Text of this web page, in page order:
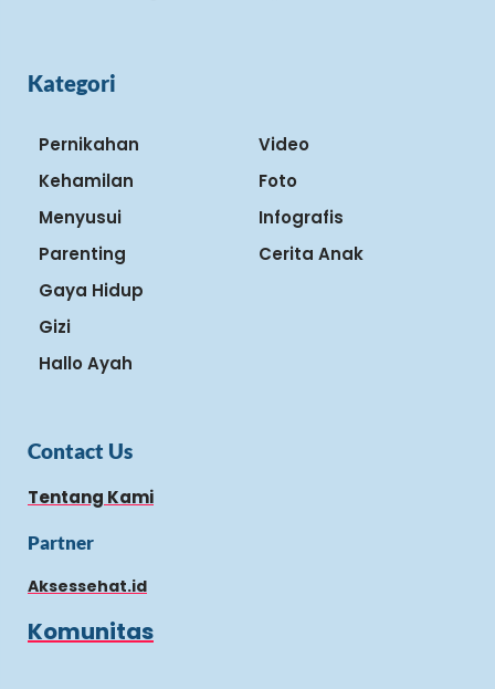
Kategori
Pernikahan
Kehamilan
Menyusui
Parenting
Gaya Hidup
Gizi
Hallo Ayah
Video
Foto
Infografis
Cerita Anak
Contact Us
Tentang Kami
Partner
Aksessehat.id
Komunitas